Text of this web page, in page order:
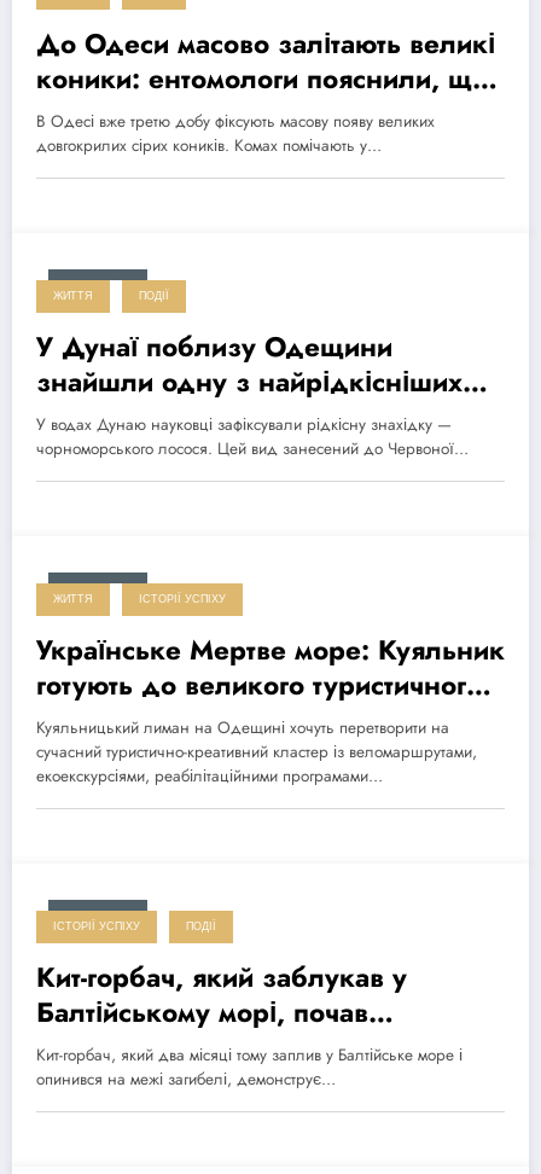
До Одеси масово залітають великі
коники: ентомологи пояснили, що
відбувається
В Одесі вже третю добу фіксують масову появу великих
довгокрилих сірих коників. Комах помічають у…
2026-06-10
ЖИТТЯ ПОДІЇ
У Дунаї поблизу Одещини
знайшли одну з найрідкісніших
риб Чорноморського басейну
У водах Дунаю науковці зафіксували рідкісну знахідку —
чорноморського лосося. Цей вид занесений до Червоної…
2026-05-25
ЖИТТЯ ІСТОРІЇ УСПІХУ
Українське Мертве море: Куяльник
готують до великого туристичного
перезапуску
Куяльницький лиман на Одещині хочуть перетворити на
сучасний туристично-креативний кластер із веломаршрутами,
екоекскурсіями, реабілітаційними програмами…
2026-05-01
ІСТОРІЇ УСПІХУ ПОДІЇ
Кит-горбач, який заблукав у
Балтійському морі, почав
відновлюватися і прямує до
Північного моря
Кит-горбач, який два місяці тому заплив у Балтійське море і
опинився на межі загибелі, демонструє…